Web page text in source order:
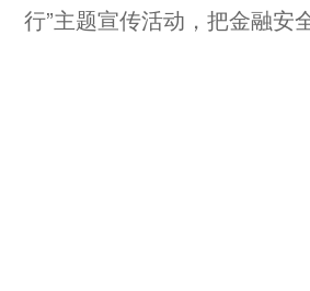
行”主题宣传活动，把金融安